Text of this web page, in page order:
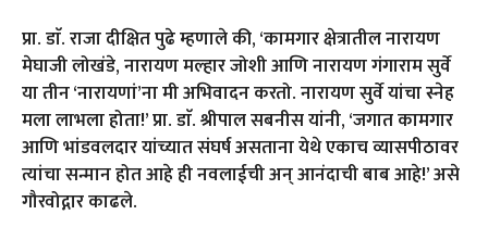
प्रा. डाॅ. राजा दीक्षित पुढे म्हणाले की, ‘कामगार क्षेत्रातील नारायण
मेघाजी लोखंडे, नारायण मल्हार जोशी आणि नारायण गंगाराम सुर्वे
या तीन ‘नारायणां’ना मी अभिवादन करतो. नारायण सुर्वे यांचा स्नेह
मला लाभला होता!’ प्रा. डाॅ. श्रीपाल सबनीस यांनी, ‘जगात कामगार
आणि भांडवलदार यांच्यात संघर्ष असताना येथे एकाच व्यासपीठावर
त्यांचा सन्मान होत आहे ही नवलाईची अन् आनंदाची बाब आहे!’ असे
गौरवोद्गार काढले.